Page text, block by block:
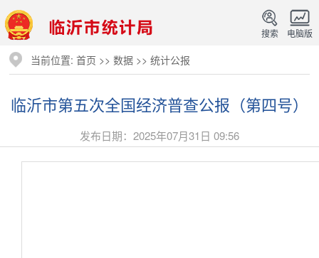
电脑版
搜索
当前位置:首页 >>数据 >>统计公报
临沂市第五次全国经济普查公报（第四号）
发布日期：2025年07月31日 09:56